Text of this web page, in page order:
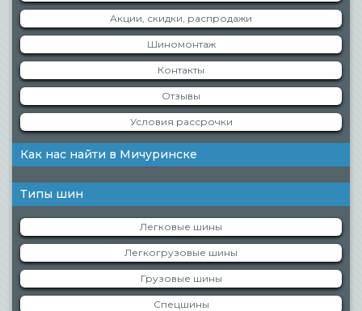
Акции, скидки, распродажи
Шиномонтаж
Контакты
Отзывы
Условия рассрочки
Как нас найти в Мичуринске
Типы шин
Легковые шины
Легкогрузовые шины
Грузовые шины
Спецшины